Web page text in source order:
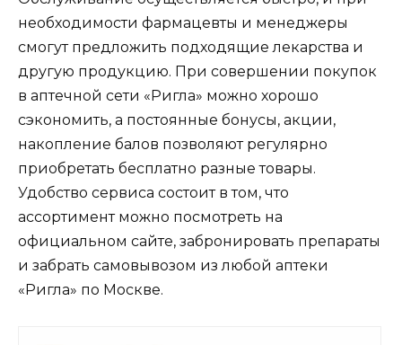
необходимости фармацевты и менеджеры
смогут предложить подходящие лекарства и
другую продукцию. При совершении покупок
в аптечной сети «Ригла» можно хорошо
сэкономить, а постоянные бонусы, акции,
накопление балов позволяют регулярно
приобретать бесплатно разные товары.
Удобство сервиса состоит в том, что
ассортимент можно посмотреть на
официальном сайте, забронировать препараты
и забрать самовывозом из любой аптеки
«Ригла» по Москве.